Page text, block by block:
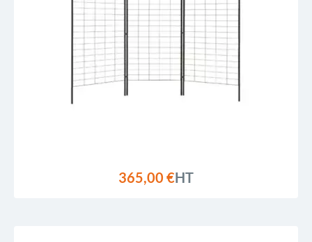
365,00 €HT